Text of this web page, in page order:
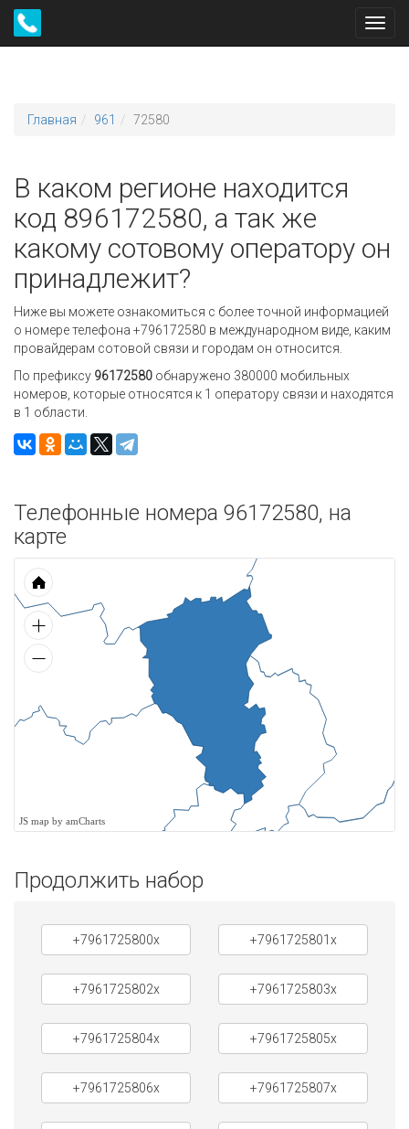
Главная 961 72580
В каком регионе находится
код 896172580, а так же
какому сотовому оператору он
принадлежит?
Ниже вы можете ознакомиться с более точной информацией
о номере телефона +796172580 в международном виде, каким
провайдерам сотовой связи и городам он относится.
По префиксу 96172580 обнаружено 380000 мобильных
номеров, которые относятся к 1 оператору связи и находятся
в 1 области.
Телефонные номера 96172580, на
карте
JS map by amCharts
Продолжить набор
+7961725800x +7961725801x
+7961725802x +7961725803x
+7961725804x +7961725805x
+7961725806x +7961725807x